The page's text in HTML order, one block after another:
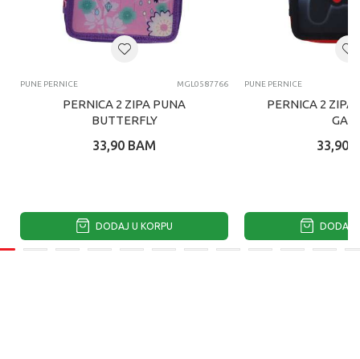
PUNE PERNICE MGL0587766
PERNICA 2 ZIPA PUNA
BUTTERFLY
33,90 BAM
DODAJ U KORPU
PUNE PERNICE
PERNICA 2 ZIPA
33,90
DODAJ